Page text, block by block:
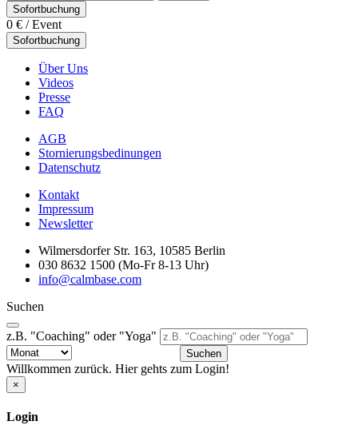
Sofortbuchung
0 € / Event
Sofortbuchung
Über Uns
Videos
Presse
FAQ
AGB
Stornierungsbedinungen
Datenschutz
Kontakt
Impressum
Newsletter
Wilmersdorfer Str. 163, 10585 Berlin
030 8632 1500 (Mo-Fr 8-13 Uhr)
info@calmbase.com
Suchen
z.B. "Coaching" oder "Yoga"
Suchen
Willkommen zurück. Hier gehts zum Login!
×
Login